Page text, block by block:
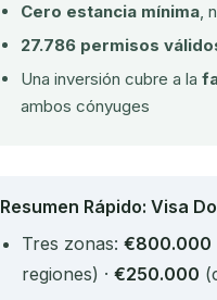
Cero estancia mínima,
27.786 permisos
Una inversión cubre a la
ambos cónyuges
Resumen Rápido: Visa
Tres zonas: €800.000
regiones) · €250.000